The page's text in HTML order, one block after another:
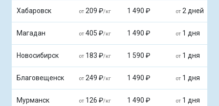
Хабаровск от 209 ₽/кг 1 490 ₽ от 2 дней
Магадан от 405 ₽/кг 1 490 ₽ от 1 дня
Новосибирск от 183 ₽/кг 1 590 ₽ от 1 дня
Благовещенск от 249 ₽/кг 1 490 ₽ от 1 дня
Мурманск от 126 ₽/кг 1 490 ₽ от 1 дня